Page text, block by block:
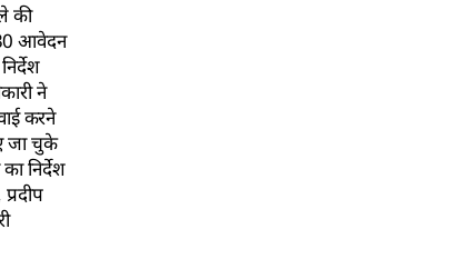
की
आवेदन
ने
करने
जा चुके
निर्देश